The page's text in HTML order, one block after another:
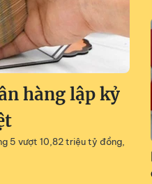
hàng lập kỷ
5 vượt 10,82 triệu tỷ đồng,